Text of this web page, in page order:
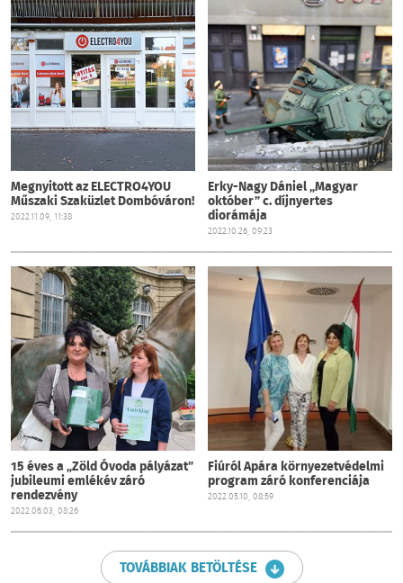
Megnyitott az ELECTRO4YOU
Műszaki Szaküzlet Dombóváron!
2022.11.09, 11:38
Erky-Nagy Dániel „Magyar
október” c. díjnyertes
diorámája
2022.10.26, 09:23
15 éves a „Zöld Óvoda pályázat”
jubileumi emlékév záró
rendezvény
2022.06.03, 08:26
Fiúról Apára környezetvédelmi
program záró konferenciája
2022.05.10, 08:59
TOVÁBBIAK BETÖLTÉSE